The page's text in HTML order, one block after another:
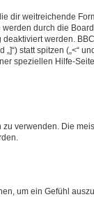
dir weitreichende
durch die
werden.
statt spitzen („<“
speziellen Hilfe-
verwenden. Die
um ein Gefühl